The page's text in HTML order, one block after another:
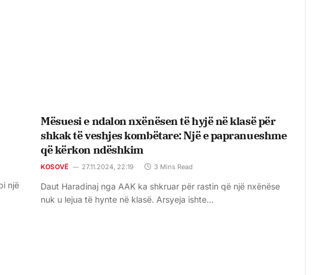
një
Mësuesi e ndalon nxënësen të hyjë në klasë për
shkak të veshjes kombëtare: Një e papranueshme
që kërkon ndëshkim
KOSOVË 27.11.2024, 22:19 3 Mins Read
Daut Haradinaj nga AAK ka shkruar për rastin që një nxënëse
nuk u lejua të hynte në klasë. Arsyeja ishte…